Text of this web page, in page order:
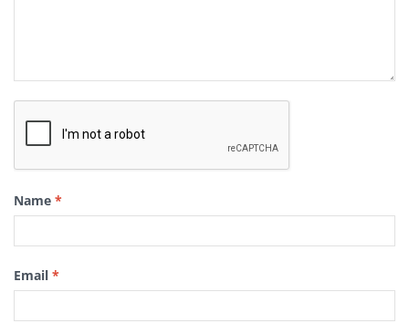
Name *
Email *